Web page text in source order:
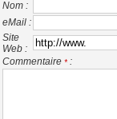
Nom :
eMail :
Site
Web :
Commentaire * :